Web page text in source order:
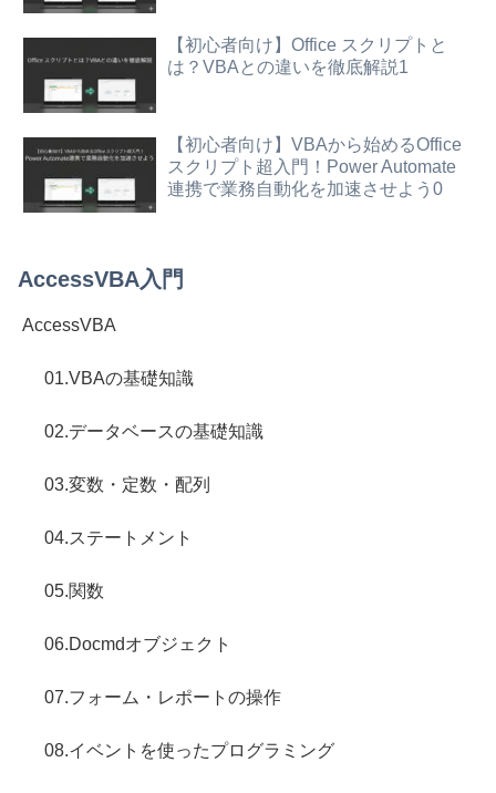
【初心者向け】Office スクリプトと
は？VBAとの違いを徹底解説1
【初心者向け】VBAから始めるOffice
スクリプト超入門！Power Automate
連携で業務自動化を加速させよう0
AccessVBA入門
AccessVBA
01.VBAの基礎知識
02.データベースの基礎知識
03.変数・定数・配列
04.ステートメント
05.関数
06.Docmdオブジェクト
07.フォーム・レポートの操作
08.イベントを使ったプログラミング